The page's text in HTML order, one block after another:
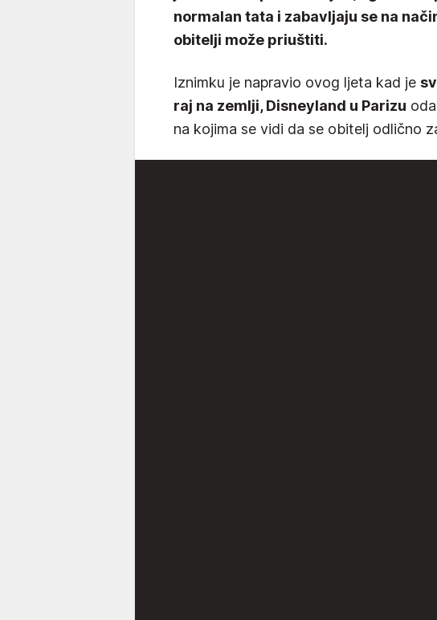
normalan tata i zabavljaju se na
obitelji može priuštiti.
Iznimku je napravio ovog ljeta kad je
raj na zemlji, Disneyland u Parizu
na kojima se vidi da se obitelj odlično